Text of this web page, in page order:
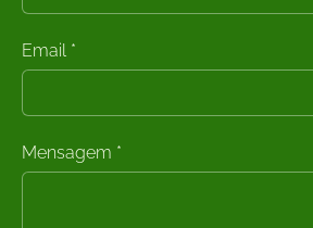
Email *
Mensagem *